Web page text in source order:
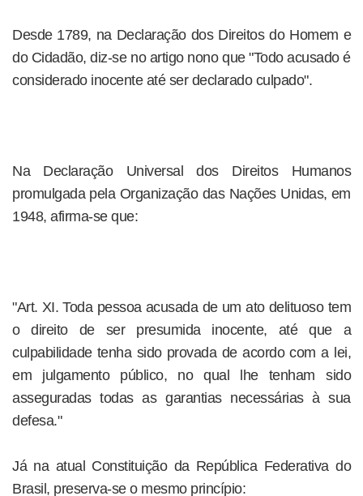
Desde 1789, na Declaração dos Direitos do Homem e
do Cidadão, diz-se no artigo nono que "Todo acusado é
considerado inocente até ser declarado culpado".
Na Declaração Universal dos Direitos Humanos
promulgada pela Organização das Nações Unidas, em
1948, afirma-se que:
"Art. XI. Toda pessoa acusada de um ato delituoso tem
o direito de ser presumida inocente, até que a
culpabilidade tenha sido provada de acordo com a lei,
em julgamento público, no qual lhe tenham sido
asseguradas todas as garantias necessárias à sua
defesa."
Já na atual Constituição da República Federativa do
Brasil, preserva-se o mesmo princípio: